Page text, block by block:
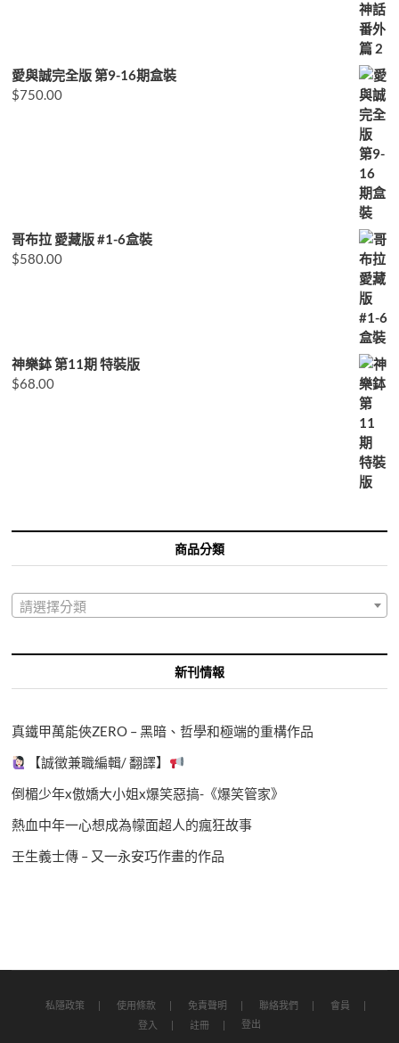
愛與誠完全版 第9-16期盒裝
$750.00
哥布拉 愛藏版 #1-6盒裝
$580.00
神樂鉢 第11期 特裝版
$68.00
商品分類
請選擇分類
新刊情報
真鐵甲萬能俠ZERO – 黑暗、哲學和極端的重構作品
【誠徵兼職編輯/ 翻譯】
倒楣少年x傲嬌大小姐x爆笑惡搞-《爆笑管家》
熱血中年一心想成為幪面超人的瘋狂故事
壬生義士傳 – 又一永安巧作畫的作品
私隱政策 使用條款 免責聲明 聯絡我們
會員
登入
註冊 登出